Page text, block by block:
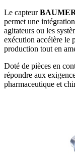
Le capteur
permet une
agitateurs ou les
exécution accélère le
production tout en
Doté de pièces en
répondre aux
pharmaceutique et